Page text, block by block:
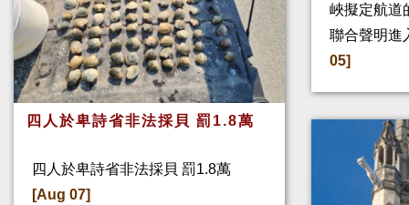
四人於卑詩省非法採貝 罰1.8萬
四人於卑詩省非法採貝 罰1.8萬
[Aug 07]
峽擬定航道
聯合聲明進
05]